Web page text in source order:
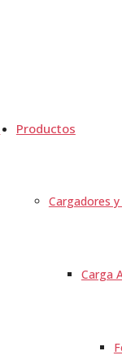
Productos
Cargadores
Carga